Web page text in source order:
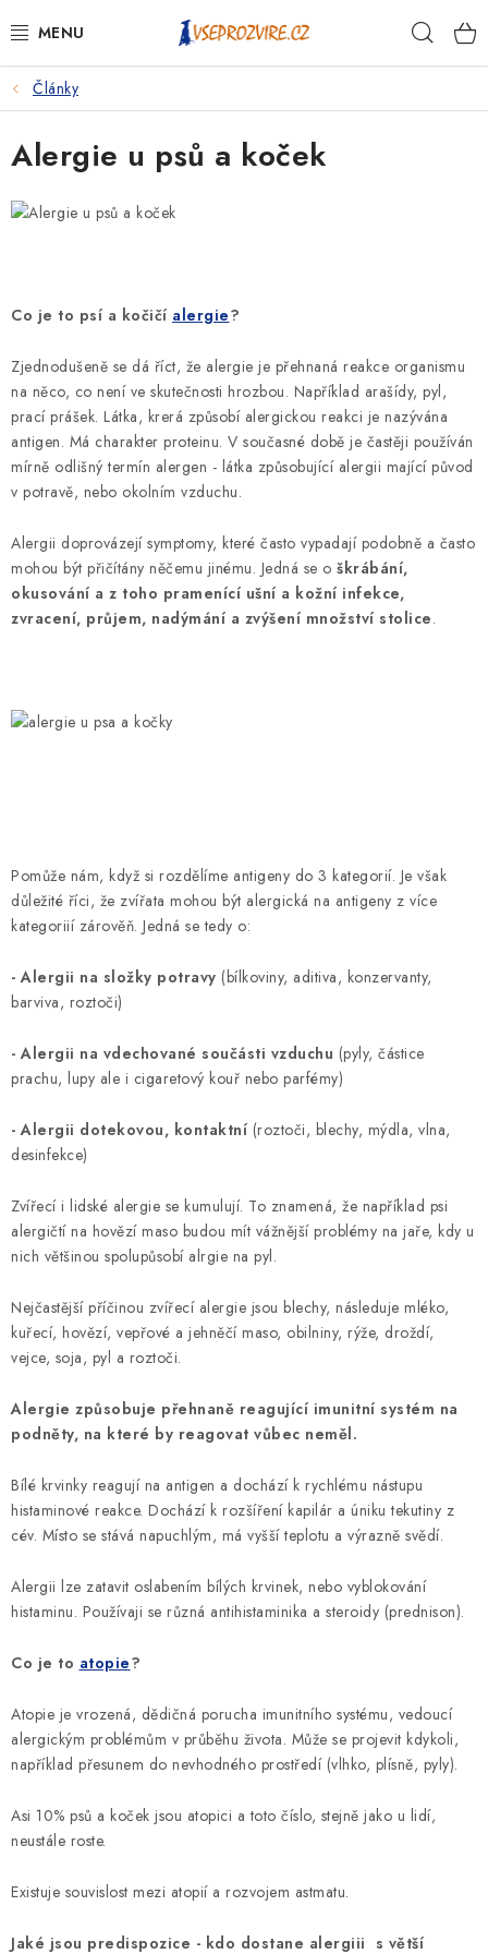
na
PSI
KOČKY
KONĚ
PRO CHOVATELE
NA NEMOCI
KRÁLÍCI/HLODAVCI/PTÁCI
SLEVY
ZNAČKY
Ceník dopravy Kontakty
Obchodní podmínky
Články
Alergie u psů a koček
Co je to psí a kočičí alergie?
Zjednodušeně se dá říct, že alergie je přehnaná reakce organismu
na něco, co není ve skutečnosti hrozbou. Například arašídy, pyl,
prací prášek. Látka, krerá způsobí alergickou reakci je nazývána
antigen. Má charakter proteinu. V současné době je častěji používán
mírně odlišný termín alergen - látka způsobující alergii mající původ
v potravě, nebo okolním vzduchu.
Alergii doprovázejí symptomy, které často vypadají podobně a často
mohou být přičítány něčemu jinému. Jedná se o škrábání,
okusování a z toho pramenící ušní a kožní infekce,
zvracení, průjem, nadýmání a zvýšení množství stolice.
Pomůže nám, když si rozdělíme antigeny do 3 kategorií. Je však
důležité říci, že zvířata mohou být alergická na antigeny z více
kategoriií zárověň. Jedná se tedy o:
- Alergii na složky potravy (bílkoviny, aditiva, konzervanty,
barviva, roztoči)
- Alergii na vdechované součásti vzduchu (pyly, částice
prachu, lupy ale i cigaretový kouř nebo parfémy)
- Alergii dotekovou, kontaktní (roztoči, blechy, mýdla, vlna,
desinfekce)
Zvířecí i lidské alergie se kumulují. To znamená, že například psi
alergičtí na hovězí maso budou mít vážnější problémy na jaře, kdy u
nich většinou spolupůsobí alrgie na pyl.
Nejčastější příčinou zvířecí alergie jsou blechy, následuje mléko,
kuřecí, hovězí, vepřové a jehněčí maso, obilniny, rýže, droždí,
vejce, soja, pyl a roztoči.
Alergie způsobuje přehnaně reagující imunitní systém na
podněty, na které by reagovat vůbec neměl.
Bílé krvinky reagují na antigen a dochází k rychlému nástupu
histaminové reakce. Dochází k rozšíření kapilár a úniku tekutiny z
cév. Místo se stává napuchlým, má vyšší teplotu a výrazně svědí.
Alergii lze zatavit oslabením bílých krvinek, nebo vyblokování
histaminu. Používaji se různá antihistaminika a steroidy (prednison).
Co je to atopie?
Atopie je vrozená, dědičná porucha imunitního systému, vedoucí
alergickým problémům v průběhu života. Může se projevit kdykoli,
například přesunem do nevhodného prostředí (vlhko, plísně, pyly).
Asi 10% psů a koček jsou atopici a toto číslo, stejně jako u lidí,
neustále roste.
Existuje souvislost mezi atopií a rozvojem astmatu.
Jaké jsou predispozice - kdo dostane alergiii s větší